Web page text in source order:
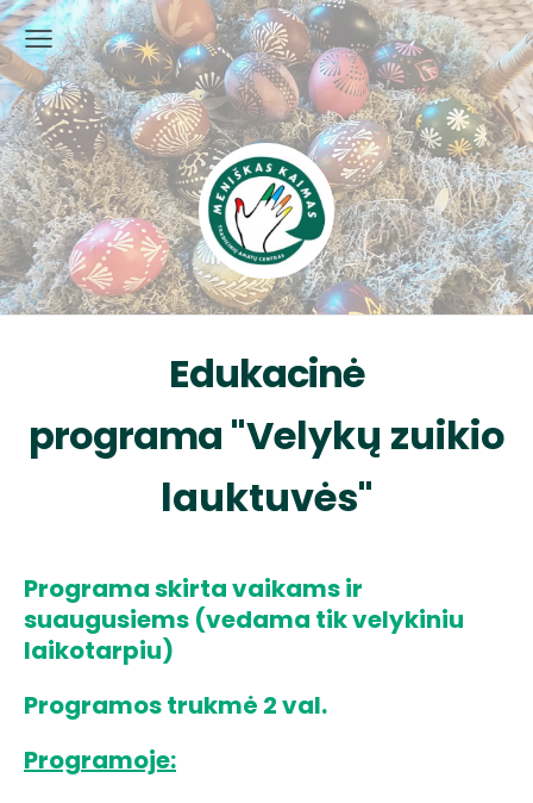
Edukacinė
programa "Velykų zuikio
lauktuvės"
Programa skirta vaikams ir
suaugusiems (vedama tik velykiniu
laikotarpiu)
Programos trukmė 2 val.
Programoje: